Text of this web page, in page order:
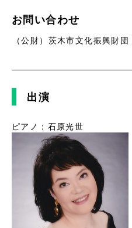
お問い合わせ
（公財）茨木市文化振興
出演